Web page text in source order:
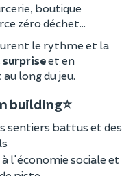
boutique
zéro déchet…
le rythme et la
surpriseet en
long du jeu.
building⭐
sentiers battus et des
à l'économie sociale et